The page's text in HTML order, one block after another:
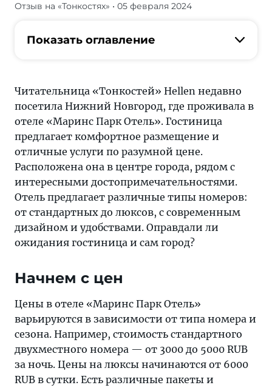
Хотя
часть
другом
определенные
районы,
стоит
осторожными
Отзыв на «Тонкостях» • 05 февраля 2024
Показать оглавление
Читательница «Тонкостей» Hellen недавно
посетила Нижний Новгород, где проживала в
отеле «Маринс Парк Отель». Гостиница
предлагает комфортное размещение и
отличные услуги по разумной цене.
Расположена она в центре города, рядом с
интересными достоприме­чательностями.
Отель предлагает различные типы номеров:
от стандартных до люксов, с современным
дизайном и удобствами. Оправдали ли
ожидания гостиница и сам город?
Начнем с цен
Цены в отеле «Маринс Парк Отель»
варьируются в зависимости от типа номера и
сезона. Например, стоимость стандартного
двухместного номера — от 3000 до 5000 RUB
за ночь. Цены на люксы начинаются от 6000
RUB в сутки. Есть различные пакеты и